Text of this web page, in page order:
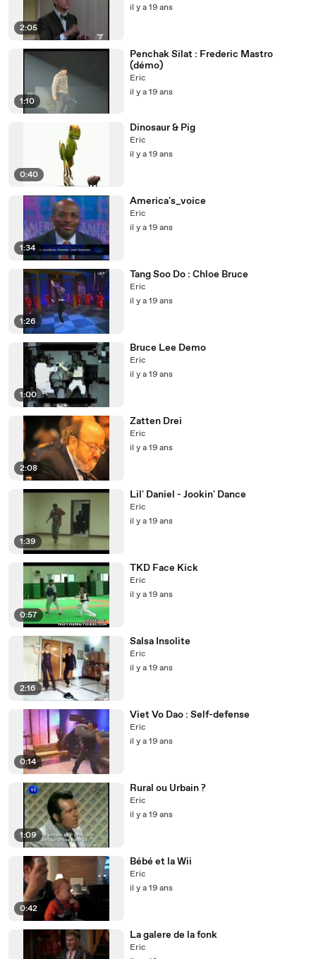
2:05
il y a 19 ans
1:10
Penchak Silat : Frederic Mastro
(démo)
Eric
il y a 19 ans
0:40
Dinosaur & Pig
Eric
il y a 19 ans
1:34
America's_voice
Eric
il y a 19 ans
1:26
Tang Soo Do : Chloe Bruce
Eric
il y a 19 ans
1:00
Bruce Lee Demo
Eric
il y a 19 ans
2:08
Zatten Drei
Eric
il y a 19 ans
1:39
Lil' Daniel - Jookin' Dance
Eric
il y a 19 ans
0:57
TKD Face Kick
Eric
il y a 19 ans
2:16
Salsa Insolite
Eric
il y a 19 ans
0:14
Viet Vo Dao : Self-defense
Eric
il y a 19 ans
1:09
Rural ou Urbain ?
Eric
il y a 19 ans
0:42
Bébé et la Wii
Eric
il y a 19 ans
La galere de la fonk
Eric